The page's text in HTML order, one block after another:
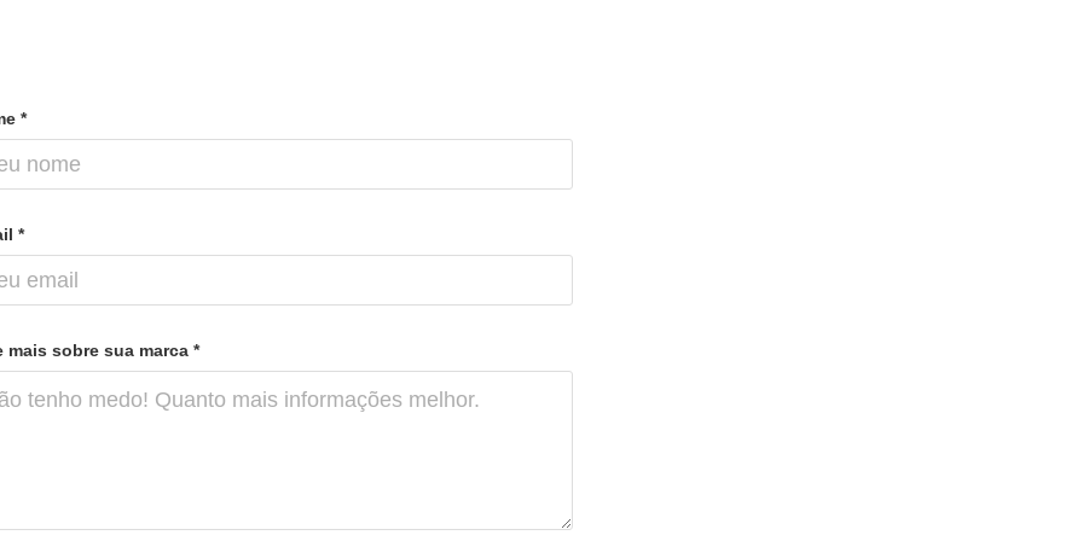
*
*
mais sobre sua marca *